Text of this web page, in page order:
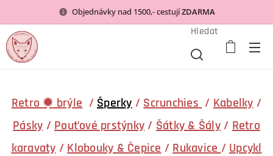
Objednávky nad 1500,- cestujíZDARMA
Hledat
Retro ✹ brýle / Šperky / Scrunchies / Kabelky /
Pásky / Pouťové prstýnky / Šátky & Šály/ Retro
karavaty / Klobouky & Čepice / Rukavice / Upcykl